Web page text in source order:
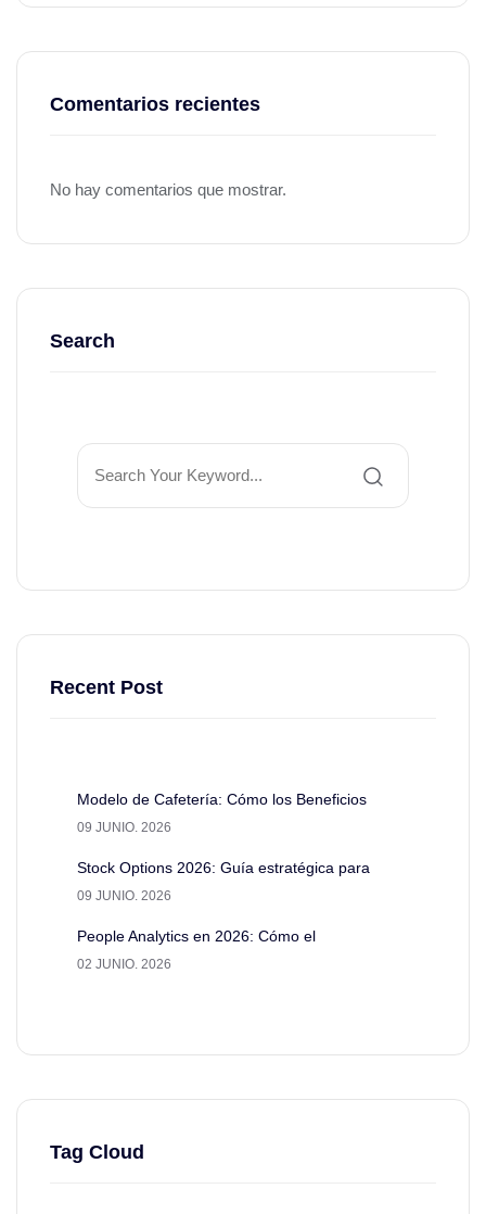
Comentarios recientes
No hay comentarios que mostrar.
Search
Recent Post
Modelo de Cafetería: Cómo los Beneficios
09 JUNIO. 2026
Stock Options 2026: Guía estratégica para
09 JUNIO. 2026
People Analytics en 2026: Cómo el
02 JUNIO. 2026
Tag Cloud